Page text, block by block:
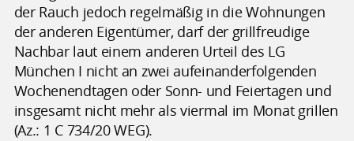
der Rauch jedoch regelmäßig in die Wohnungen
der anderen Eigentümer, darf der grillfreudige
Nachbar laut einem anderen Urteil des LG
München I nicht an zwei aufeinanderfolgenden
Wochenendtagen oder Sonn- und Feiertagen und
insgesamt nicht mehr als viermal im Monat grillen
(Az.: 1 C 734/20 WEG).